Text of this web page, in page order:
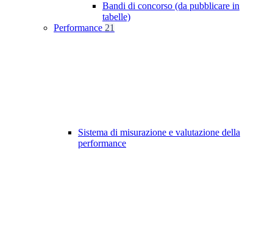
Bandi di concorso (da pubblicare in
tabelle)
Performance 21
Sistema di misurazione e valutazione della
performance